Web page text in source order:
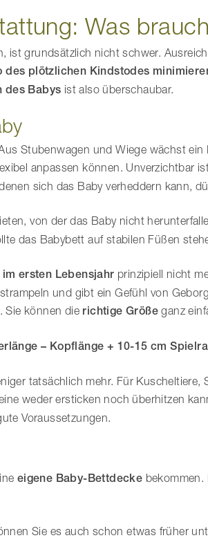
Was
ist grundsätzlich nicht schwer.
des plötzlichen Kindstodes
des Babys ist also überschaubar.
Stubenwagen und Wiege wächst
anpassen können. Unverzichtbar
sich das Baby verheddern kann,
von der das Baby nicht
das Babybett auf stabilen Füßen
im ersten Lebensjahr prinzipiell nicht
und gibt ein Gefühl von
Sie können die richtige Größe ganz
– Kopflänge + 10-15 cm
tatsächlich mehr. Für Kuscheltiere,
weder ersticken noch überhitzen
Voraussetzungen.
eigene Baby-Bettdecke bekommen.
Sie es auch schon etwas früher